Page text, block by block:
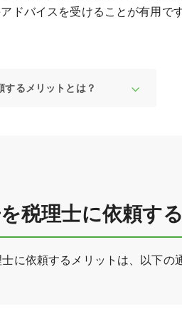
ドバイスを受けることが有用です
するメリットとは？
税理士に依頼す
に依頼するメリットは、以下の